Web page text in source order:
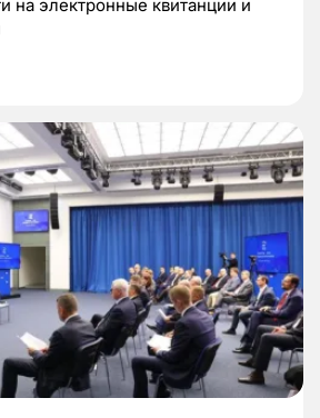
на электронные квитанции и